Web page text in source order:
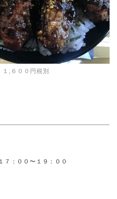
,６００円税別
７：００〜１９：００